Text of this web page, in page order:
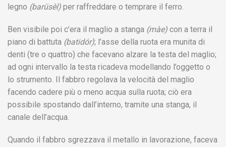
legno (barüsèl) per raffreddare o temprare il ferro.
Ben visibile poi c’era il maglio a stanga (màe) con a terra il
piano di battuta (batidór); l’asse della ruota era munita di
denti (tre o quattro) che facevano alzare la testa del maglio;
ad ogni intervallo la testa ricadeva modellando l’oggetto o
lo strumento. Il fabbro regolava la velocità del maglio
facendo cadere più o meno acqua sulla ruota; ciò era
possibile spostando dall’interno, tramite una stanga, il
canale dell’acqua.
Quando il fabbro sgrezzava il metallo in lavorazione, faceva